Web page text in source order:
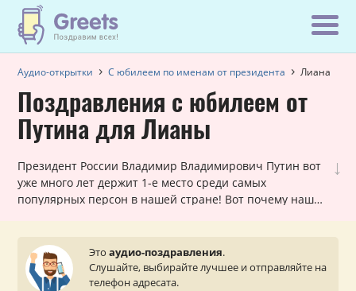
Аудио-открытки С юбилеем по именам от президента Лиана
Поздравления с юбилеем от
Путина для Лианы
↓
Президент России Владимир Владимирович Путин вот
уже много лет держит 1-е место среди самых
популярных персон в нашей стране! Вот почему наши
самых заказываемых именных поздравлений. Они
лично обращаются к каждой женщине и оставляют
очень приятное впечатление. Просто выберите
Этоаудио-поздравления.
Слушайте, выбирайте лучшее и отправляйте на
телефон адресата.